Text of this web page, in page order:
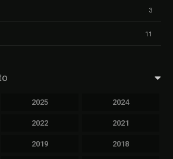
3
11
2025 2024
2022 2021
2019 2018